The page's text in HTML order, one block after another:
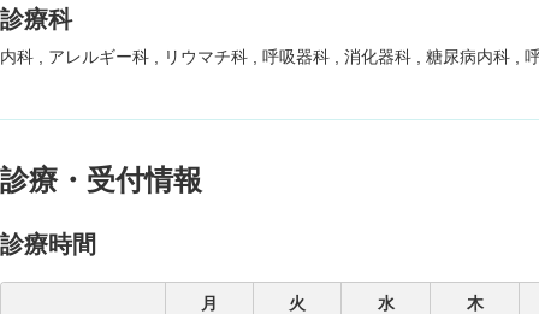
診療科
内科 アレルギー科 リウマチ科 呼吸器科 消化器科 糖尿病内科
診療・受付情報
診療時間
月 火 水 木